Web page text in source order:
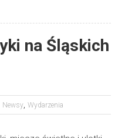
na Śląskich
Newsy, Wydarzenia